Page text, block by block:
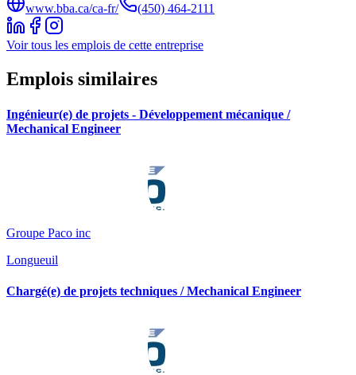
www.bba.ca/ca-fr/ (450) 464-2111
Voir tous les emplois de cette entreprise
Emplois similaires
Ingénieur(e) de projets - Développement mécanique /
Mechanical Engineer
Groupe Paco inc
Longueuil
Chargé(e) de projets techniques / Mechanical Engineer